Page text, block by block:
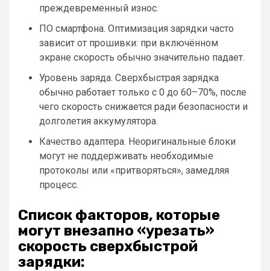
преждевременный износ.
ПО смартфона. Оптимизация зарядки часто
зависит от прошивки: при включённом
экране скорость обычно значительно падает.
Уровень заряда. Сверхбыстрая зарядка
обычно работает только с 0 до 60–70%, после
чего скорость снижается ради безопасности и
долголетия аккумулятора.
Качество адаптера. Неоригинальные блоки
могут не поддерживать необходимые
протоколы или «притворяться», замедляя
процесс.
Список факторов, которые
могут внезапно «урезать»
скорость сверхбыстрой
зарядки: